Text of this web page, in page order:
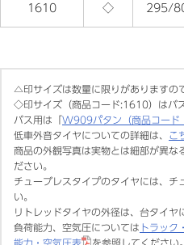
1610 ◇ 295/
△印サイズは数量に限りがありますの
◇印サイズ（商品コード:1610）はバ
バス用は「W909パタン（商品コード
低車外音タイヤについての詳細は、 こ
商品の外観写真は実物とは細部が異な
ださい。
チューブレスタイプのタイヤには、チ
い。
リトレッドタイヤの外径は、台タイヤ
負荷能力、空気圧については トラック
能力・空気圧表
を参照してください。